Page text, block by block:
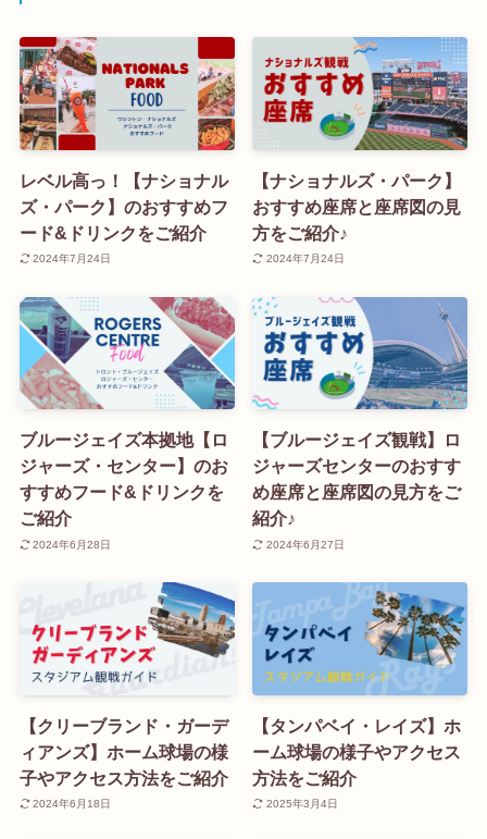
レベル高っ！【ナショナル
ズ・パーク】のおすすめフ
ード&ドリンクをご紹介
2024年7月24日
【ナショナルズ・パーク】
おすすめ座席と座席図の見
方をご紹介♪
2024年7月24日
ブルージェイズ本拠地【ロ
ジャーズ・センター】のお
すすめフード&ドリンクを
ご紹介
2024年6月28日
【ブルージェイズ観戦】ロ
ジャーズセンターのおすす
め座席と座席図の見方をご
紹介♪
2024年6月27日
【クリーブランド・ガーデ
ィアンズ】ホーム球場の様
子やアクセス方法をご紹介
2024年6月18日
【タンパベイ・レイズ】ホ
ーム球場の様子やアクセス
方法をご紹介
2025年3月4日